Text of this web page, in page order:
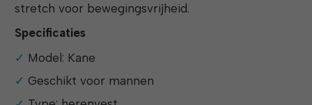
stretch voor bewegingsvrijheid.
Specificaties
Model: Kane
Geschikt voor mannen